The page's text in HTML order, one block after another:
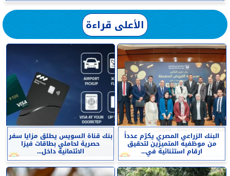
الأعلى قراءة
البنك الزراعي المصري يكرّم عدداً
من موظفيه المتميزين لتحقيق
ارقام استثنائية في...
بنك قناة السويس يطلق مزايا سفر
حصرية لحاملي بطاقات فيزا
الائتمانية داخل...